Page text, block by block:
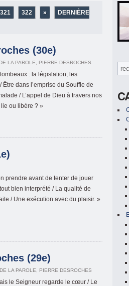
321 322 »
DERNIÈRE
(30e)
LA PAROLE PIERRE DESROCHES
: la législation, les
dans l’emprise du Souffle de
/ L’appel de Dieu à travers nos
ou libère ? »
prendre avant de tenter de jouer
bien interprété / La qualité de
/ Une exécution avec du plaisir. »
(29e)
LA PAROLE PIERRE DESROCHES
le Seigneur regarde le cœur / Le